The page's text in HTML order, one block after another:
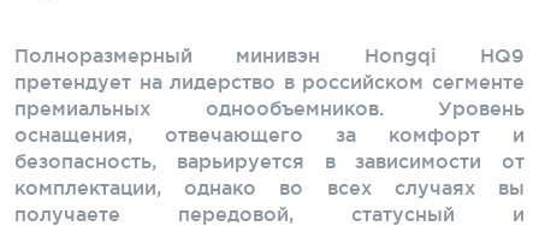
Полноразмерный минивэн Hongqi HQ9
претендует на лидерство в российском сегменте
премиальных однообъемников. Уровень
оснащения, отвечающего за комфорт и
безопасность, варьируется в зависимости от
комплектации, однако во всех случаях вы
получаете передовой, статусный и